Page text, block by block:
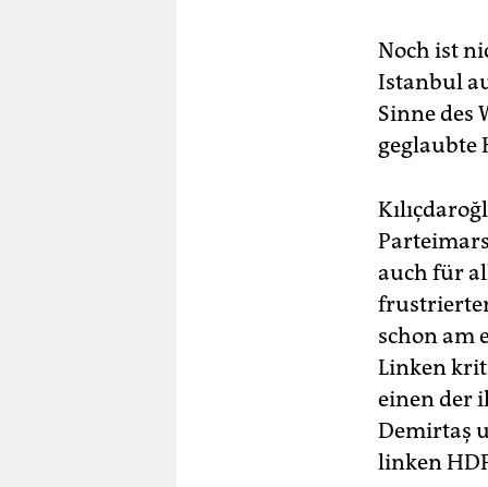
Noch ist
Istanbul
Sinne des
geglaubte
auch für
schon am
Linken
einen der
Demirtaş
linken